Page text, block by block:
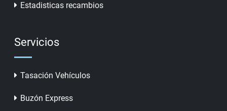
Estadisticas recambios
Servicios
Tasación Vehículos
Buzón Express